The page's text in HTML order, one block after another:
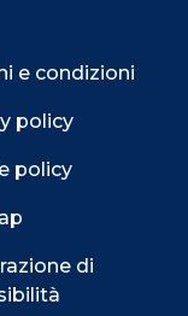
e condizioni
policy
policy
di